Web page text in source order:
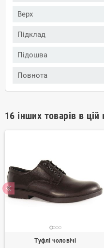
Верх
Підклад
Підошва
Повнота
16 інших товарів в цій
Туфлі чоловічі